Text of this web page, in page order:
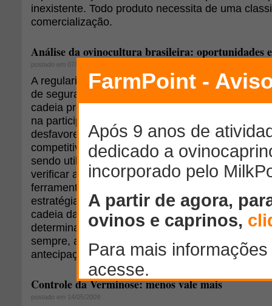
inexistente. Todo produto necessita de uma
comercialização.
Análise da ovinocultura brasileira: oportunidades
postado em 07/07/2010
A regularidade na oferta do produto, a produção
de segurança alimentar só serão cumpridos a
cadeia produtiva ovina tiver um mínimo de
na participação dos seus agentes. A ausência de
desfavorece a formação de uma estratégia e
competitividade como um todo. Algumas
sendo utilizadas em empresas e estudos de
verificar a posição estratégica nos ambientes
ferramentas é a análise SWOT, que pode ser
estratégias futuras a serem aplicadas e a
cadeia da ovinocultura se encontra. As forças e
determinadas pela posição atual da cadeia e se
sempre, a fatores internos. Já as oportunidades
antecipações do futuro e estão relacionadas a
Controle da Verminose: menos vale mais
postado em 14/05/2009